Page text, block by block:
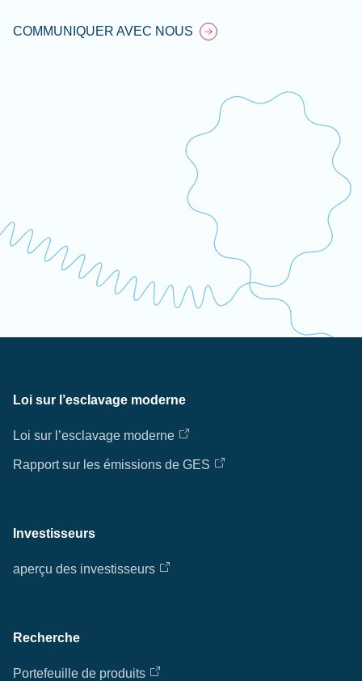
COMMUNIQUER AVEC NOUS
Loi sur l’esclavage moderne
Loi sur l’esclavage moderne
Rapport sur les émissions de GES
Investisseurs
aperçu des investisseurs
Recherche
Portefeuille de produits